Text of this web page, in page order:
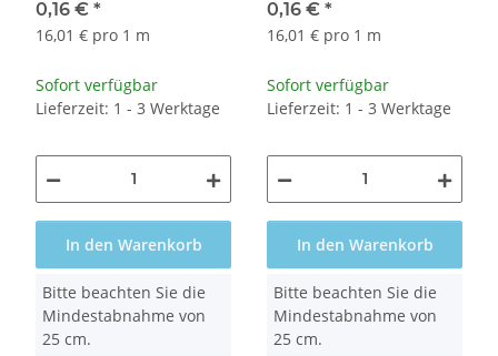
0,16 € *
16,01 € pro 1 m
Sofort verfügbar
Lieferzeit: 1 - 3 Werktage
In den Warenkorb
x
Bitte beachten Sie die
Mindestabnahme von
25 cm.
0,16 € *
16,01 € pro 1 m
Sofort verfügbar
Lieferzeit: 1 - 3 Werktage
In den Warenkorb
x
Bitte beachten Sie die
Mindestabnahme von
25 cm.